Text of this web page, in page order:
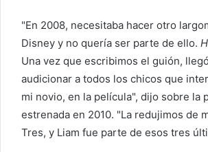
l
e
c
t
r
ó
"En 2008, necesitaba hacer otro
Disney y no quería ser parte de ello.
Una vez que escribimos el guión,
audicionar a todos los chicos que
mi novio, en la película", dijo sobre la
estrenada en 2010. "La redujimos de
Tres, y Liam fue parte de esos tres